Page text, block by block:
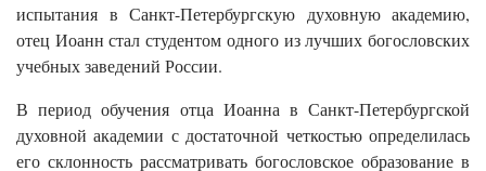
испытания в Санкт-Петербургскую духовную академию,
отец Иоанн стал студентом одного из лучших богословских
учебных заведений России.
В период обучения отца Иоанна в Санкт-Петербургской
духовной академии с достаточной четкостью определилась
его склонность рассматривать богословское образование в